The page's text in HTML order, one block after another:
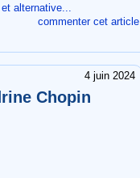
alternative...
commenter cet article
4 juin 2024
Chopin